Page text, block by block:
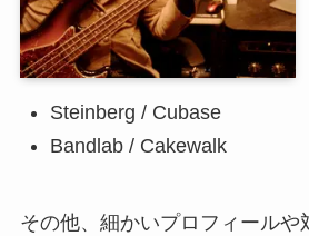
Steinberg / Cubase
Bandlab / Cakewalk
その他、細かいプロフィールや